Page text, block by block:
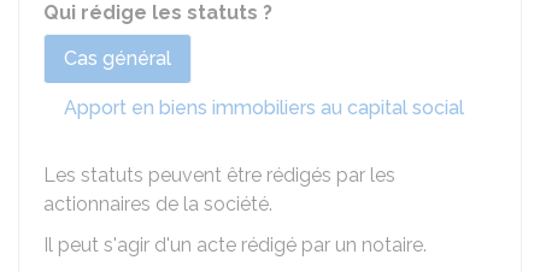
Qui rédige les statuts ?
Cas général
Apport en biens immobiliers au capital social
Les statuts peuvent être rédigés par les
actionnaires de la société.
Il peut s'agir d'un acte rédigé par un notaire.